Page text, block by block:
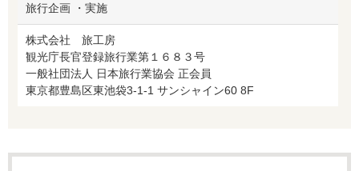
旅行企画 ・実施
株式会社 旅工房
観光庁長官登録旅行業第１６８３号
一般社団法人 日本旅行業協会 正会員
東京都豊島区東池袋3-1-1 サンシャイン60 8F